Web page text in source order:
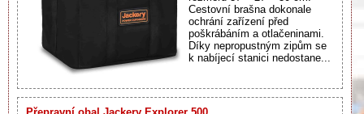
Cestovní brašna dokonale
ochrání zařízení před
poškrábáním a otlačeninami.
Díky nepropustným zipům se
k nabíjecí stanici nedostane...